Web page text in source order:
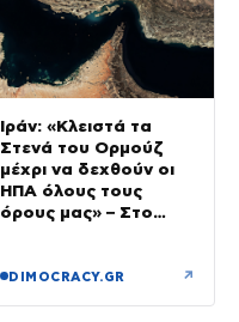
Ιράν: «Κλειστά τα
Στενά του Ορμούζ
μέχρι να δεχθούν οι
ΗΠΑ όλους τους
όρους μας» – Στο
DIMOCRACY.GR ↗